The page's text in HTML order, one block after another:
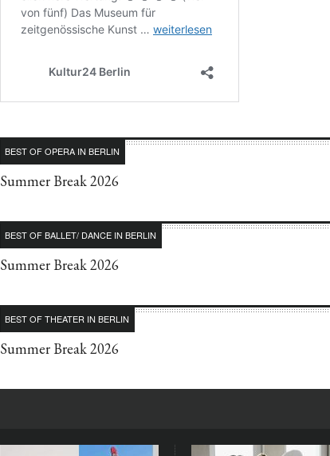
BEST OF OPERA IN BERLIN
Summer Break 2026
BEST OF BALLET/ DANCE IN BERLIN
Summer Break 2026
BEST OF THEATER IN BERLIN
Summer Break 2026